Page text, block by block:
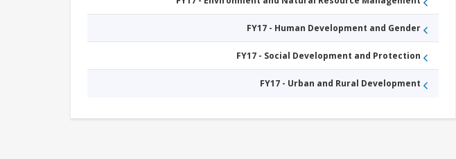
FY17 - Human Development and Gender
FY17 - Social Development and Protection
FY17 - Urban and Rural Development